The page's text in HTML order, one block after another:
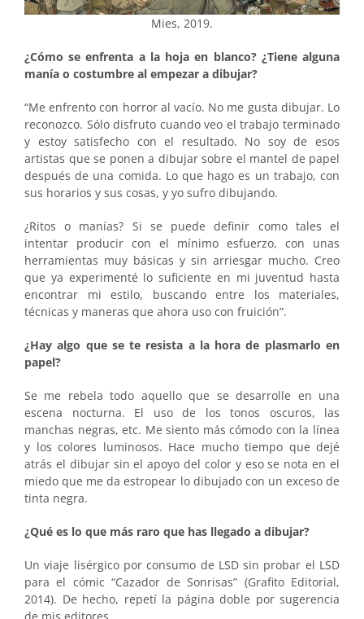
Mies, 2019.
¿Cómo se enfrenta a la hoja en blanco? ¿Tiene alguna
manía o costumbre al empezar a dibujar?
“Me enfrento con horror al vacío. No me gusta dibujar. Lo
reconozco. Sólo disfruto cuando veo el trabajo terminado
y estoy satisfecho con el resultado. No soy de esos
artistas que se ponen a dibujar sobre el mantel de papel
después de una comida. Lo que hago es un trabajo, con
sus horarios y sus cosas, y yo sufro dibujando.
¿Ritos o manías? Si se puede definir como tales el
intentar producir con el mínimo esfuerzo, con unas
herramientas muy básicas y sin arriesgar mucho. Creo
que ya experimenté lo suficiente en mi juventud hasta
encontrar mi estilo, buscando entre los materiales,
técnicas y maneras que ahora uso con fruición”.
¿Hay algo que se te resista a la hora de plasmarlo en
papel?
Se me rebela todo aquello que se desarrolle en una
escena nocturna. El uso de los tonos oscuros, las
manchas negras, etc. Me siento más cómodo con la línea
y los colores luminosos. Hace mucho tiempo que dejé
atrás el dibujar sin el apoyo del color y eso se nota en el
miedo que me da estropear lo dibujado con un exceso de
tinta negra.
¿Qué es lo que más raro que has llegado a dibujar?
Un viaje lisérgico por consumo de LSD sin probar el LSD
para el cómic “Cazador de Sonrisas” (Grafito Editorial,
2014). De hecho, repetí la página doble por sugerencia